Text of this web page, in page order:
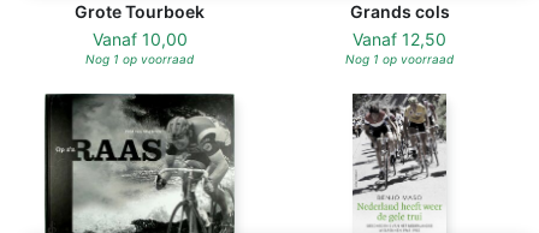
Grote Tourboek
Vanaf 10,00
Nog 1 op voorraad
Grands cols
Vanaf 12,50
Nog 1 op voorraad